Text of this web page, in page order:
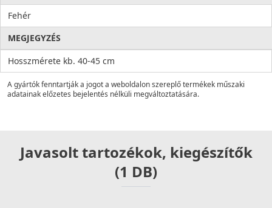
Fehér
MEGJEGYZÉS
Hosszmérete kb. 40-45 cm
A gyártók fenntartják a jogot a weboldalon szereplő termékek műszaki
adatainak előzetes bejelentés nélküli megváltoztatására.
Javasolt tartozékok, kiegészítők
(1 DB)